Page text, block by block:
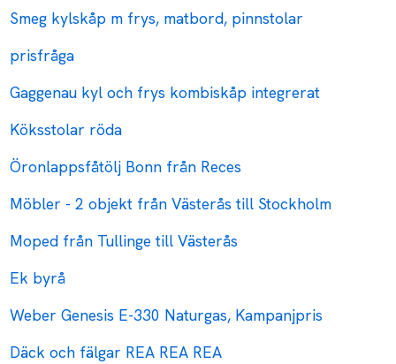
Smeg kylskåp m frys, matbord, pinnstolar
prisfråga
Gaggenau kyl och frys kombiskåp integrerat
Köksstolar röda
Öronlappsfåtölj Bonn från Reces
Möbler - 2 objekt från Västerås till Stockholm
Moped från Tullinge till Västerås
Ek byrå
Weber Genesis E-330 Naturgas, Kampanjpris
Däck och fälgar REA REA REA